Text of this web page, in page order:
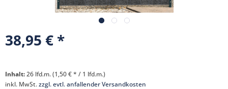
38,95 € *
Inhalt:26 lfd.m. (1,50 € * / 1 lfd.m.)
inkl. MwSt.zzgl. evtl. anfallender Versandkosten